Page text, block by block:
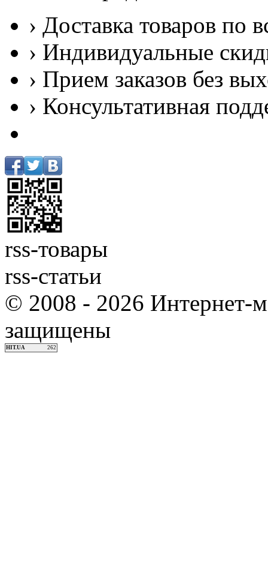
› Доставка товаров по
› Индивидуальные
› Прием заказов без
› Консультативная
rss-товары
rss-статьи
© 2008 - 2026 Интернет-
защищены
HIT.UA 262